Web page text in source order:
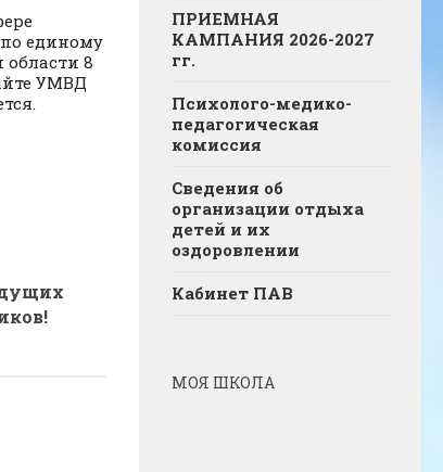
единому
8
УМВД
ПРИЕМНАЯ
КАМПАНИЯ 2026-2027
гг.
Психолого-медико-
педагогическая
комиссия
Сведения об
организации отдыха
детей и их
оздоровлении
Кабинет ПАВ
МОЯ ШКОЛА